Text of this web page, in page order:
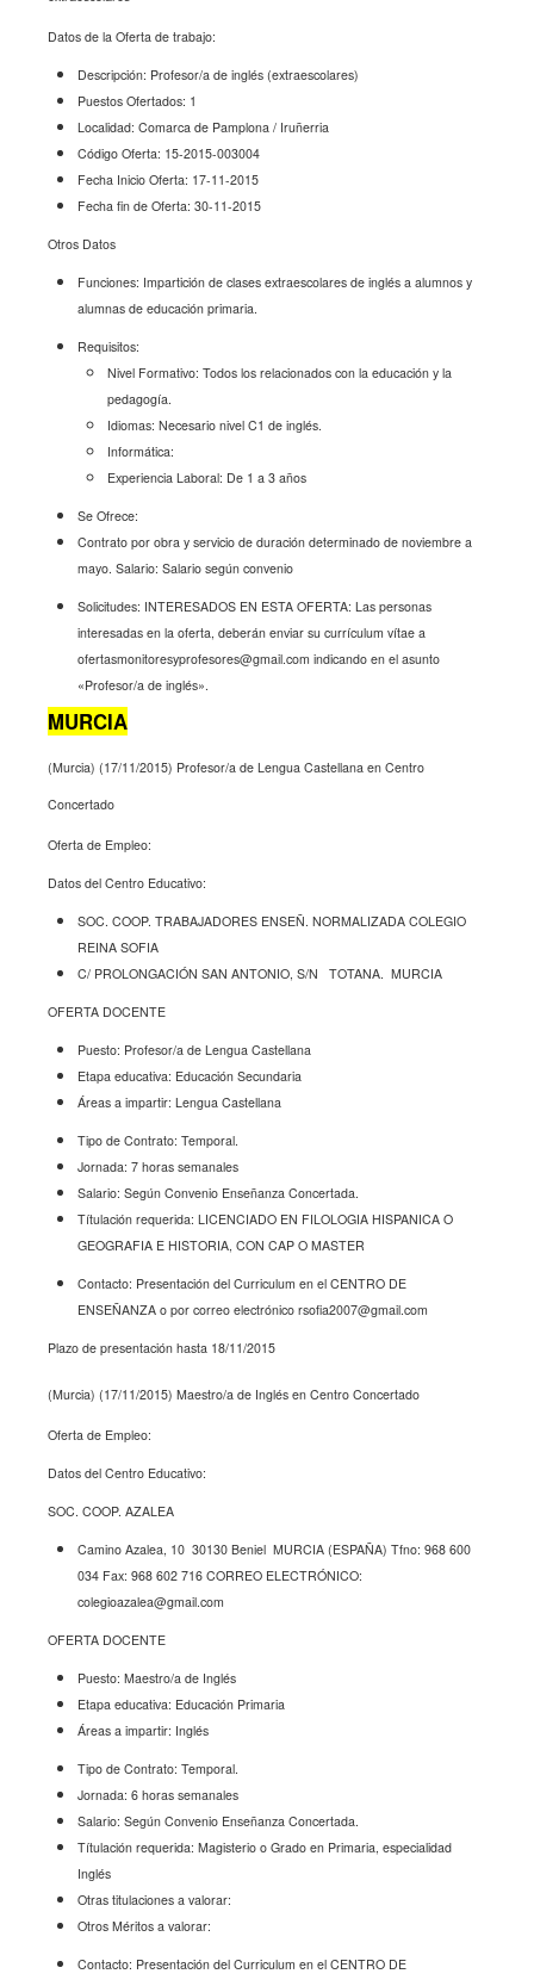
Datos de la Oferta de trabajo:
Descripción: Profesor/a de inglés (extraescolares)
Puestos Ofertados: 1
Localidad: Comarca de Pamplona / Iruñerria
Código Oferta: 15-2015-003004
Fecha Inicio Oferta: 17-11-2015
Fecha fin de Oferta: 30-11-2015
Otros Datos
Funciones: Impartición de clases extraescolares de inglés a alumnos y
alumnas de educación primaria.
Requisitos:
Nivel Formativo: Todos los relacionados con la educación y la
pedagogía.
Idiomas: Necesario nivel C1 de inglés.
Informática:
Experiencia Laboral: De 1 a 3 años
Se Ofrece:
Contrato por obra y servicio de duración determinado de noviembre a
mayo. Salario: Salario según convenio
Solicitudes: INTERESADOS EN ESTA OFERTA: Las personas
interesadas en la oferta, deberán enviar su currículum vítae a
ofertasmonitoresyprofesores@gmail.com indicando en el asunto
«Profesor/a de inglés».
MURCIA
(Murcia) (17/11/2015) Profesor/a de Lengua Castellana en Centro
Concertado
Oferta de Empleo:
Datos del Centro Educativo:
SOC. COOP. TRABAJADORES ENSEÑ. NORMALIZADA COLEGIO
REINA SOFIA
C/ PROLONGACIÓN SAN ANTONIO, S/N TOTANA. MURCIA
OFERTA DOCENTE
Puesto: Profesor/a de Lengua Castellana
Etapa educativa: Educación Secundaria
Áreas a impartir: Lengua Castellana
Tipo de Contrato: Temporal.
Jornada: 7 horas semanales
Salario: Según Convenio Enseñanza Concertada.
Títulación requerida: LICENCIADO EN FILOLOGIA HISPANICA O
GEOGRAFIA E HISTORIA, CON CAP O MASTER
Contacto: Presentación del Curriculum en el CENTRO DE
ENSEÑANZA o por correo electrónico rsofia2007@gmail.com
Plazo de presentación hasta 18/11/2015
(Murcia) (17/11/2015) Maestro/a de Inglés en Centro Concertado
Oferta de Empleo:
Datos del Centro Educativo:
SOC. COOP. AZALEA
Camino Azalea, 10 30130 Beniel MURCIA (ESPAÑA) Tfno: 968 600
034 Fax: 968 602 716 CORREO ELECTRÓNICO:
colegioazalea@gmail.com
OFERTA DOCENTE
Puesto: Maestro/a de Inglés
Etapa educativa: Educación Primaria
Áreas a impartir: Inglés
Tipo de Contrato: Temporal.
Jornada: 6 horas semanales
Salario: Según Convenio Enseñanza Concertada.
Títulación requerida: Magisterio o Grado en Primaria, especialidad
Inglés
Otras titulaciones a valorar:
Otros Méritos a valorar:
Contacto: Presentación del Curriculum en el CENTRO DE